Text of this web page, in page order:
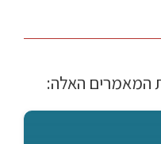
המאמרים האלה: